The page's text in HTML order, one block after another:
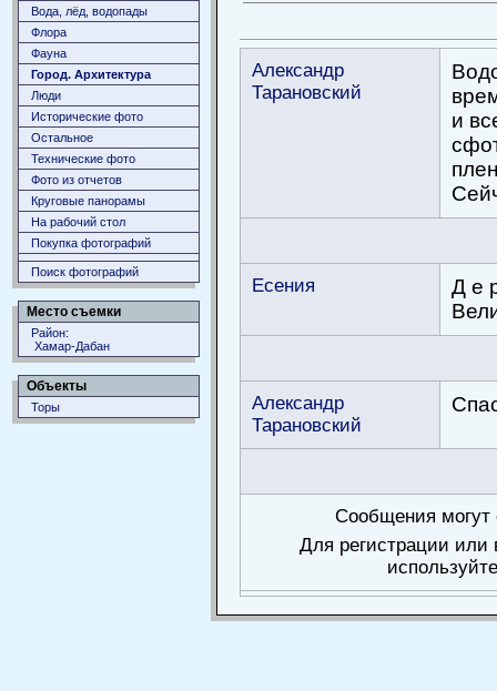
Вода, лёд, водопады
Флора
Фауна
Город. Архитектура
Люди
Исторические фото
Остальное
Технические фото
Фото из отчетов
Круговые панорамы
На рабочий стол
Покупка фотографий
Поиск фотографий
Место съемки
Район:
Хамар-Дабан
Объекты
Торы
Александр
Тарановский
и
Есения
Д е
Александр
Тарановский
Сообщения могут
Для регистрации или